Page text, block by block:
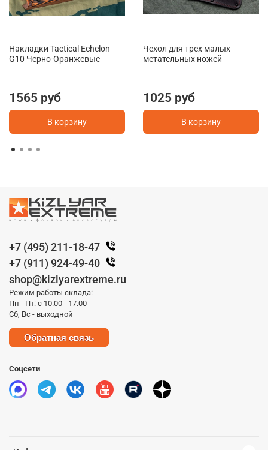
Накладки Tactical Echelon
G10 Черно-Оранжевые
1565 руб
В корзину
Чехол для трех малых
метательных ножей
1025 руб
В корзину
+7 (495) 211-18-47
+7 (911) 924-49-40
shop@kizlyarextreme.ru
Режим работы склада:
Пн - Пт: с 10.00 - 17.00
Сб, Вс - выходной
Обратная связь
Соцсети